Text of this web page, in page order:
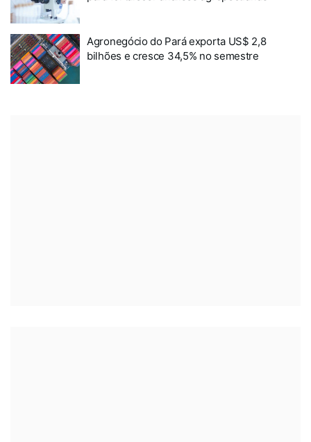
Agronegócio do Pará exporta US$ 2,8
bilhões e cresce 34,5% no semestre